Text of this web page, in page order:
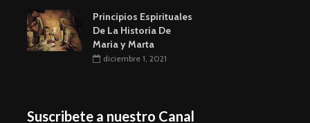
Principios Espirituales
De La Historia De
Maria y Marta
diciembre 1, 2021
Suscribete a nuestro Canal